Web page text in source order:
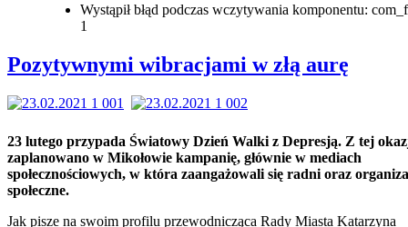
Wystąpił błąd podczas wczytywania komponentu:
1
Pozytywnymi wibracjami w złą aurę
23 lutego przypada Światowy Dzień Walki z Depresją. Z tej
zaplanowano w Mikołowie kampanię, głównie w mediach
społecznościowych, w która zaangażowali się radni oraz
społeczne.
Jak pisze na swoim profilu przewodnicząca Rady Miasta Katarzyna